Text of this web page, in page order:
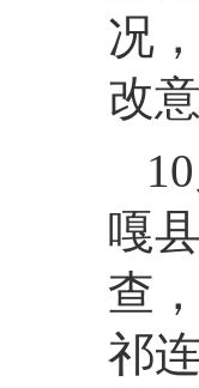
况
改
嘎
查
祁